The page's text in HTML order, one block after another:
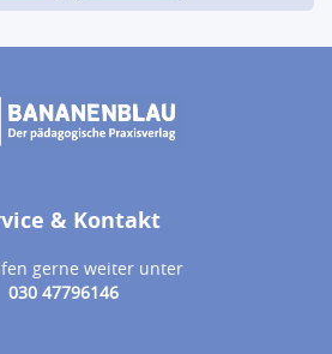
& Kontakt
gerne weiter unter
030 47796146